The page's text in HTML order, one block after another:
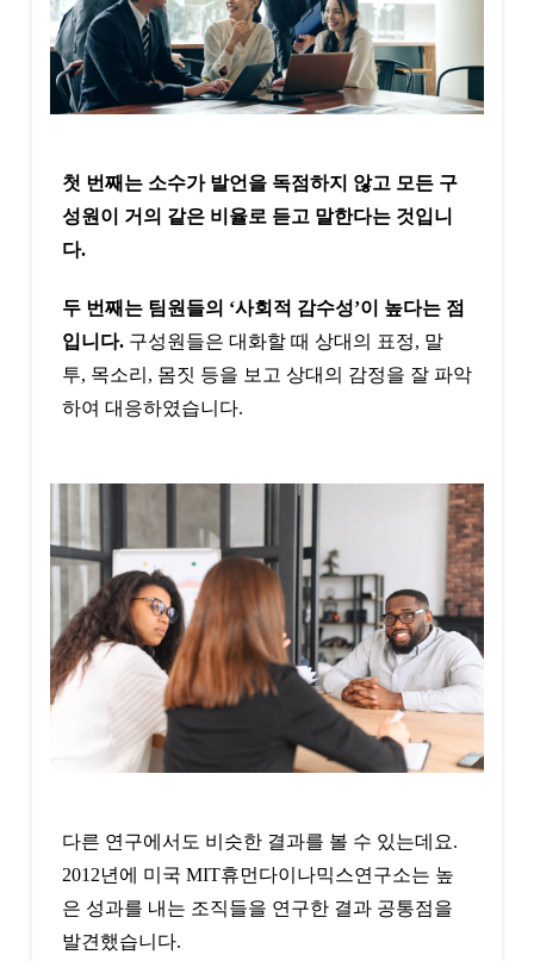
첫 번째는 소수가 발언을 독점하지 않고 모든 구
성원이 거의 같은 비율로 듣고 말한다는 것입니
다.
두 번째는 팀원들의 ‘사회적 감수성’이 높다는 점
입니다. 구성원들은 대화할 때 상대의 표정, 말
투, 목소리, 몸짓 등을 보고 상대의 감정을 잘 파악
하여 대응하였습니다.
다른 연구에서도 비슷한 결과를 볼 수 있는데요.
2012년에 미국 MIT휴먼다이나믹스연구소는 높
은 성과를 내는 조직들을 연구한 결과 공통점을
발견했습니다.